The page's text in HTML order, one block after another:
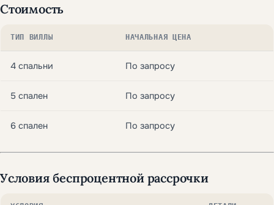
Стоимость
ТИП ВИЛЛЫ НАЧАЛЬНАЯ ЦЕНА
4 спальни По запросу
5 спален По запросу
6 спален По запросу
Условия беспроцентной рассрочки